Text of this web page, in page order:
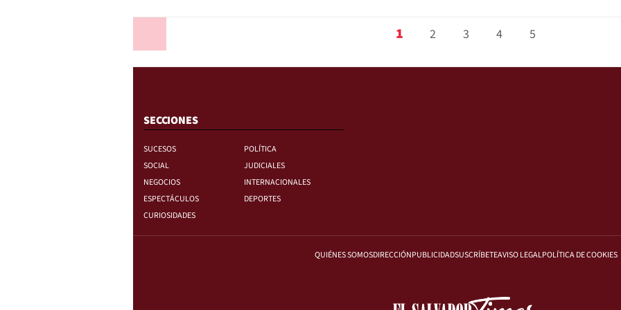
1 2 3 4 5
SECCIONES
SUCESOS
POLÍTICA
SOCIAL
JUDICIALES
NEGOCIOS
INTERNACIONALES
ESPECTÁCULOS
DEPORTES
CURIOSIDADES
QUIÉNES SOMOSDIRECCIÓNPUBLICIDADSUSCRÍBETEAVISO LEGALPOLÍTICA DE COOKIES